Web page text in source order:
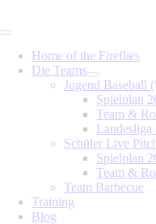
to
Toggle
NavigationHome of the Fireflies
Die Teams
Jugend Baseball
Spielplan
Team &
Schüler Live
Spielplan
Team &
Team Barbecue
Training
Blog